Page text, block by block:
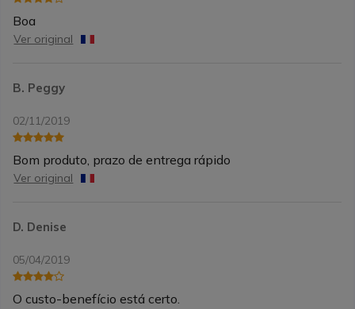
Boa
Ver original
B. Peggy
02/11/2019
Bom produto, prazo de entrega rápido
Ver original
D. Denise
05/04/2019
O custo-benefício está certo.